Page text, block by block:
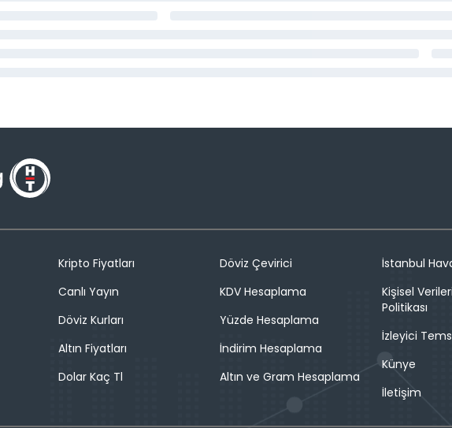
Kripto Fiyatları
Canlı Yayın
Döviz Kurları
Altın Fiyatları
Dolar Kaç Tl
Döviz Çevirici
KDV Hesaplama
Yüzde Hesaplama
İndirim Hesaplama
Altın ve Gram Hesaplama
İstanbul
Kişisel
Politikası
İzleyici
Künye
İletişim